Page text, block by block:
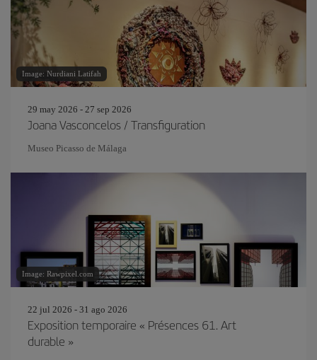
Image: Nurdiani Latifah
29 may 2026 - 27 sep 2026
Joana Vasconcelos / Transfiguration
Museo Picasso de Málaga
Image: Rawpixel.com
22 jul 2026 - 31 ago 2026
Exposition temporaire « Présences 61. Art
durable »